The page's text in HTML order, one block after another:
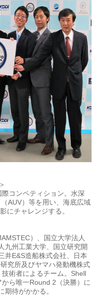
コンペティション。水深
AUV）等を用い、海底広域
にチャレンジする。
）、国立大学法人
九州工業大学、国立研究開
井E&S造船株式会社、日本
究所及びヤマハ発動機株式
術者によるチーム。Shell
ら唯一Round 2（決勝）に
待がかかる。